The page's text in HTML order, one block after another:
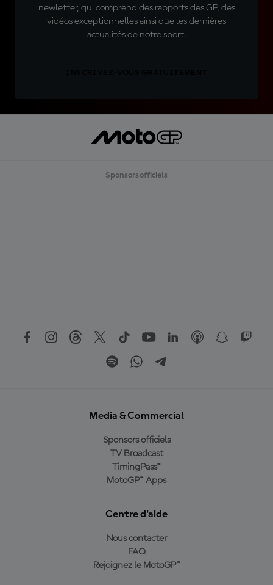
newletter, qui comprend des rapports des GP, des
vidéos exceptionnelles ainsi que les dernières
actualités de notre sport.
Sponsors officiels
Media & Commercial
Sponsors officiels
TV Broadcast
TimingPass™
MotoGP™ Apps
Centre d'aide
Nous contacter
FAQ
Rejoignez le MotoGP™